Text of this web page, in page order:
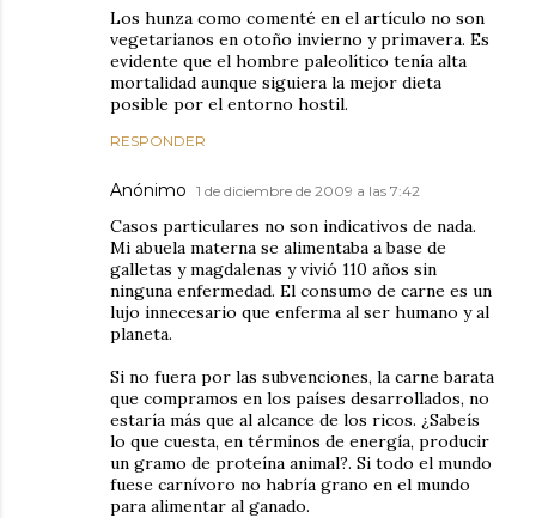
Los hunza como comenté en el artículo no son
vegetarianos en otoño invierno y primavera. Es
evidente que el hombre paleolítico tenía alta
mortalidad aunque siguiera la mejor dieta
posible por el entorno hostil.
RESPONDER
Anónimo 1 de diciembre de 2009 a las 7:42
Casos particulares no son indicativos de nada.
Mi abuela materna se alimentaba a base de
galletas y magdalenas y vivió 110 años sin
ninguna enfermedad. El consumo de carne es un
lujo innecesario que enferma al ser humano y al
planeta.
Si no fuera por las subvenciones, la carne barata
que compramos en los países desarrollados, no
estaría más que al alcance de los ricos. ¿Sabeís
lo que cuesta, en términos de energía, producir
un gramo de proteína animal?. Si todo el mundo
fuese carnívoro no habría grano en el mundo
para alimentar al ganado.